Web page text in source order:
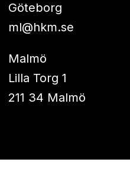
Göteborg
ml@hkm.se
Malmö
Lilla Torg 1
211 34 Malmö